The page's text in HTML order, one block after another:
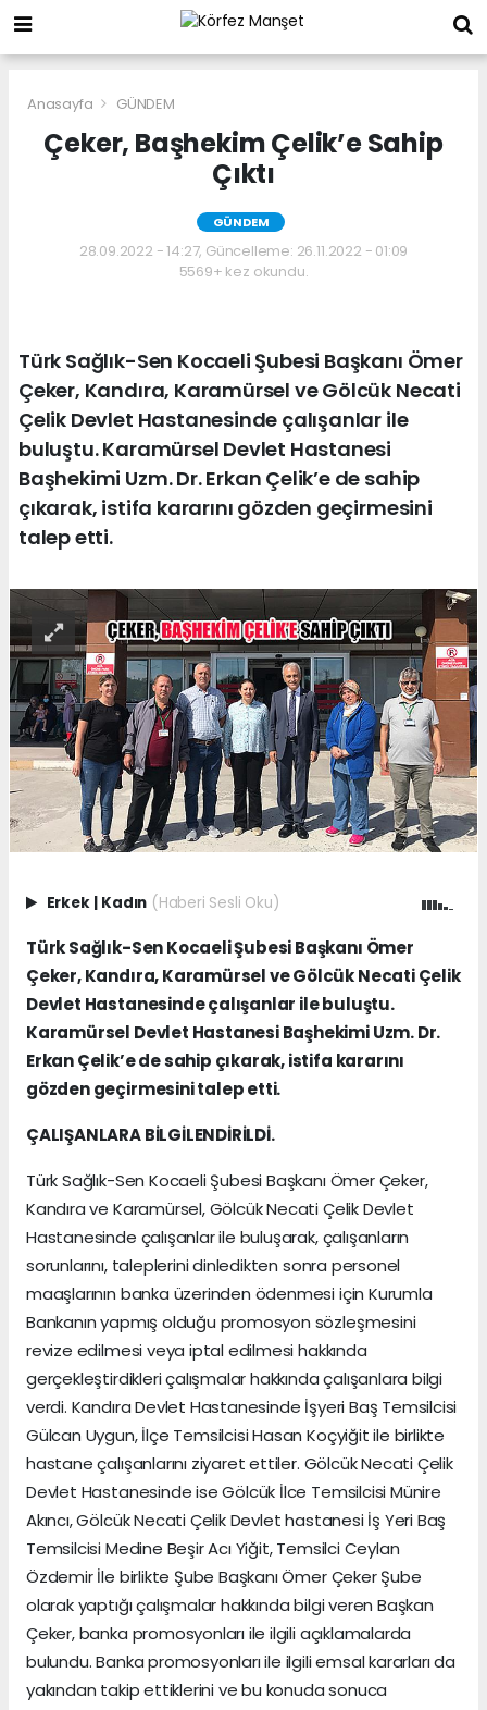
Anasayfa GÜNDEM
Çeker, Başhekim Çelik’e Sahip
Çıktı
GÜNDEM
28.09.2022 - 14:27, Güncelleme: 26.11.2022 - 01:09
5569+ kez okundu.
Türk Sağlık-Sen Kocaeli Şubesi Başkanı Ömer
Çeker, Kandıra, Karamürsel ve Gölcük Necati
Çelik Devlet Hastanesinde çalışanlar ile
buluştu. Karamürsel Devlet Hastanesi
Başhekimi Uzm. Dr. Erkan Çelik’e de sahip
çıkarak, istifa kararını gözden geçirmesini
talep etti.
Erkek | Kadın (Haberi Sesli Oku)
Türk Sağlık-Sen Kocaeli Şubesi Başkanı Ömer
Çeker, Kandıra, Karamürsel ve Gölcük Necati Çelik
Devlet Hastanesinde çalışanlar ile buluştu.
Karamürsel Devlet Hastanesi Başhekimi Uzm. Dr.
Erkan Çelik’e de sahip çıkarak, istifa kararını
gözden geçirmesini talep etti.
ÇALIŞANLARA BİLGİLENDİRİLDİ.
Türk Sağlık-Sen Kocaeli Şubesi Başkanı Ömer Çeker,
Kandıra ve Karamürsel, Gölcük Necati Çelik Devlet
Hastanesinde çalışanlar ile buluşarak, çalışanların
sorunlarını, taleplerini dinledikten sonra personel
maaşlarının banka üzerinden ödenmesi için Kurumla
Bankanın yapmış olduğu promosyon sözleşmesini
revize edilmesi veya iptal edilmesi hakkında
gerçekleştirdikleri çalışmalar hakkında çalışanlara bilgi
verdi. Kandıra Devlet Hastanesinde İşyeri Baş Temsilcisi
Gülcan Uygun, İlçe Temsilcisi Hasan Koçyiğit ile birlikte
hastane çalışanlarını ziyaret ettiler. Gölcük Necati Çelik
Devlet Hastanesinde ise Gölcük İlce Temsilcisi Münire
Akıncı, Gölcük Necati Çelik Devlet hastanesi İş Yeri Baş
Temsilcisi Medine Beşir Acı Yiğit, Temsilci Ceylan
Özdemir İle birlikte Şube Başkanı Ömer Çeker Şube
olarak yaptığı çalışmalar hakkında bilgi veren Başkan
Çeker, banka promosyonları ile ilgili açıklamalarda
bulundu. Banka promosyonları ile ilgili emsal kararları da
yakından takip ettiklerini ve bu konuda sonuca